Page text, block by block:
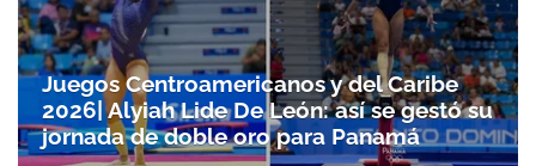
Juegos Centroamericanos y del Caribe
2026| Alyiah Lide De León: así se gestó su
jornada de doble oro para Panamá